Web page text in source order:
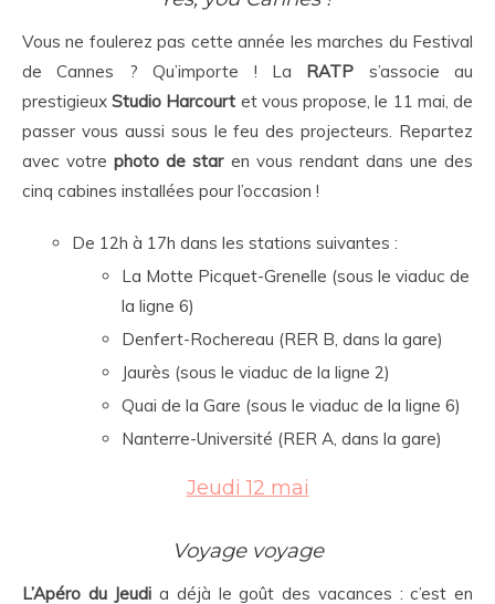
Vous ne foulerez pas cette année les marches du Festival
de Cannes ? Qu’importe ! La RATP s’associe au
prestigieuxStudio Harcourt et vous propose, le 11 mai, de
passer vous aussi sous le feu des projecteurs. Repartez
avec votre photo de staren vous rendant dans une des
cinq cabines installées pour l’occasion !
De 12h à 17h dans les stations suivantes :
La Motte Picquet-Grenelle (sous le viaduc de
la ligne 6)
Denfert-Rochereau (RER B, dans la gare)
Jaurès (sous le viaduc de la ligne 2)
Quai de la Gare (sous le viaduc de la ligne 6)
Nanterre-Université (RER A, dans la gare)
Jeudi 12 mai
Voyage voyage
L’Apéro du Jeudia déjà le goût des vacances : c’est en